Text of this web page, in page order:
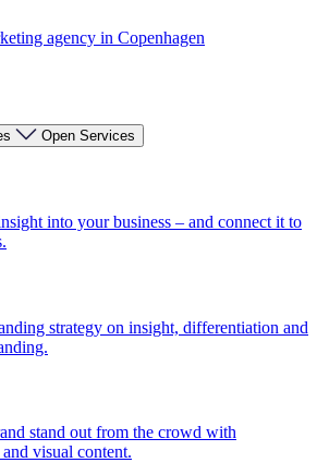
Open Services
into your business – and connect it to
strategy on insight, differentiation and
stand out from the crowd with
visual content.